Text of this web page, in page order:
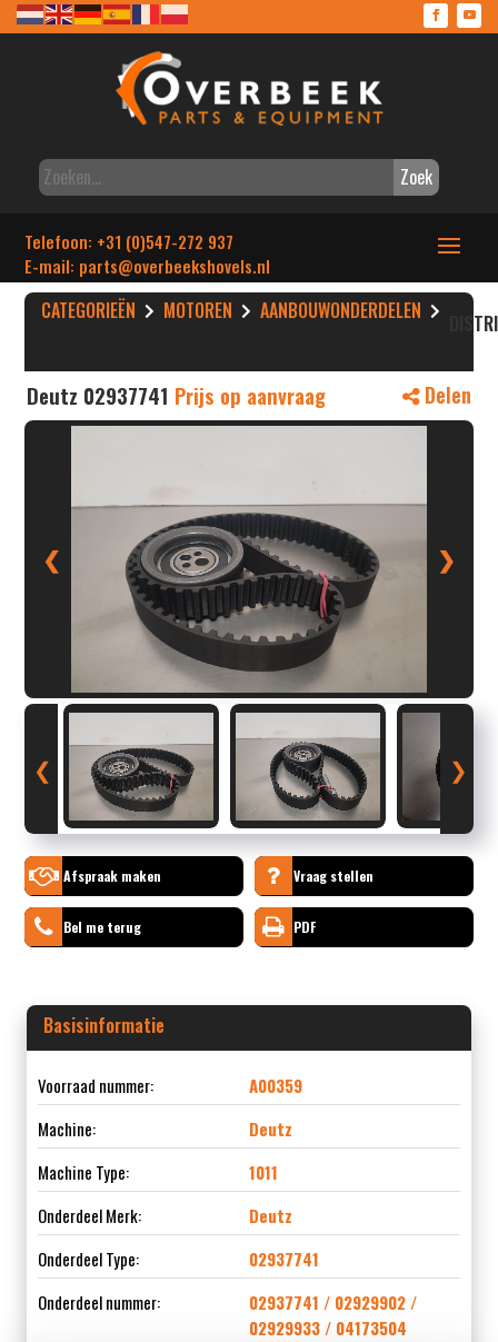
Zoek
Telefoon: +31 (0)547-272 937
E-mail: parts@overbeekshovels.nl
CATEGORIEËN MOTOREN AANBOUWONDERDELEN
Deutz 02937741 Prijs op aanvraag Delen
❮ ❯
❮ ❯
Afspraak maken Vraag stellen
Bel me terug PDF
Basisinformatie
Voorraad nummer:
A00359
Machine:
Deutz
Machine Type:
1011
Onderdeel Merk:
Deutz
Onderdeel Type:
02937741
Onderdeel nummer:
02937741 / 02929902 /
02929933 / 04173504